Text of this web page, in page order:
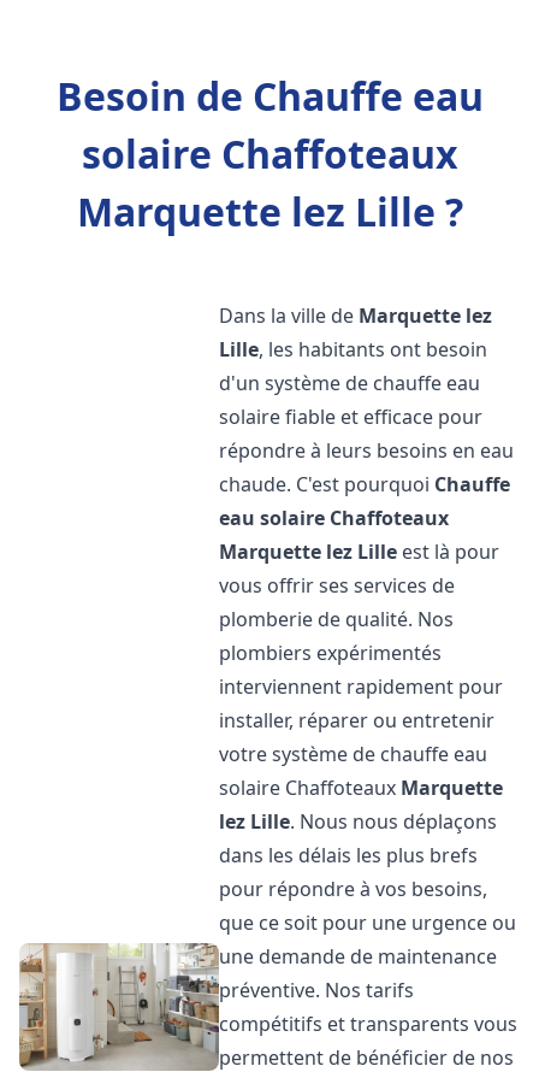
Besoin de Chauffe eau
solaire Chaffoteaux
Marquette lez Lille ?
Dans la ville de Marquette lez
Lille, les habitants ont besoin
d'un système de chauffe eau
solaire fiable et efficace pour
répondre à leurs besoins en eau
chaude. C'est pourquoi Chauffe
eau solaire Chaffoteaux
Marquette lez Lille est là pour
vous offrir ses services de
plomberie de qualité. Nos
plombiers expérimentés
interviennent rapidement pour
installer, réparer ou entretenir
votre système de chauffe eau
solaire Chaffoteaux Marquette
lez Lille. Nous nous déplaçons
dans les délais les plus brefs
pour répondre à vos besoins,
que ce soit pour une urgence ou
une demande de maintenance
préventive. Nos tarifs
compétitifs et transparents vous
permettent de bénéficier de nos